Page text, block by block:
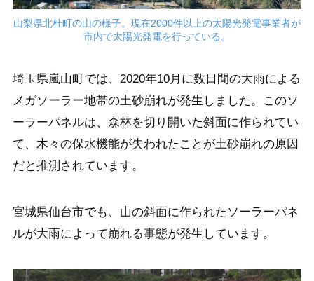
山梨県北杜町の山の様子。現在2000件以上の太陽光発電事業者が
市内で太陽光発電を行っている。
埼玉県嵐山町では、2020年10月に数日間の大雨による
メガソーラー地帯の土砂崩れが発生しました。このソ
ーラーパネルは、森林を切り開いた斜面に作られてい
て、木々の保水機能が失われたことが土砂崩れの原因
だと推測されています。
宮城県仙台市でも、山の斜面に作られたソーラーパネ
ルが大雨によって崩れる事態が発生しています。